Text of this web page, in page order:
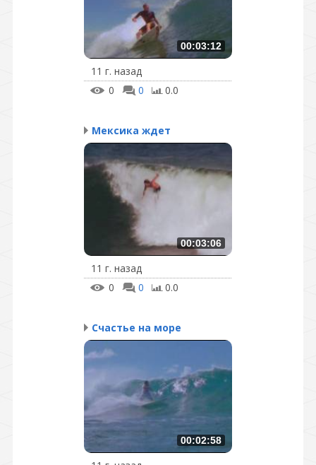
00:03:12
11 г. назад
0
0 0.0
Мексика ждет
00:03:06
11 г. назад
0
0 0.0
Счастье на море
00:02:58